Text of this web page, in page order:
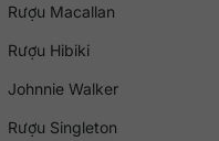
Rượu Macallan
Rượu Hibiki
Johnnie Walker
Rượu Singleton